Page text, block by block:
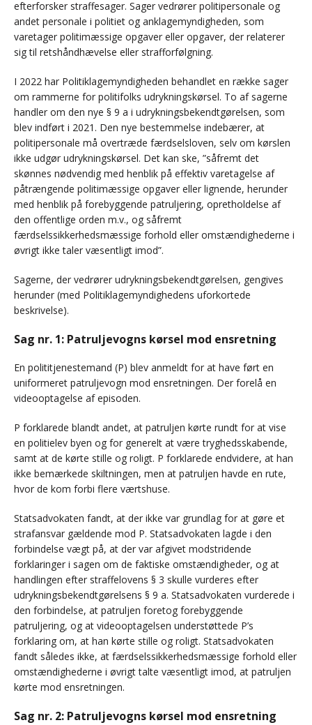
efterforsker straffesager. Sager vedrører politipersonale og
andet personale i politiet og anklagemyndigheden, som
varetager politimæssige opgaver eller opgaver, der relaterer
sig til retshåndhævelse eller strafforfølgning.
I 2022 har Politiklagemyndigheden behandlet en række sager
om rammerne for politifolks udrykningskørsel. To af sagerne
handler om den nye § 9 a i udrykningsbekendtgørelsen, som
blev indført i 2021. Den nye bestemmelse indebærer, at
politipersonale må overtræde færdselsloven, selv om kørslen
ikke udgør udrykningskørsel. Det kan ske, ”såfremt det
skønnes nødvendig med henblik på effektiv varetagelse af
påtrængende politimæssige opgaver eller lignende, herunder
med henblik på forebyggende patruljering, opretholdelse af
den offentlige orden m.v., og såfremt
færdselssikkerhedsmæssige forhold eller omstændighederne i
øvrigt ikke taler væsentligt imod”.
Sagerne, der vedrører udrykningsbekendtgørelsen, gengives
herunder (med Politiklagemyndighedens uforkortede
beskrivelse).
Sag nr. 1: Patruljevogns kørsel mod ensretning
En polititjenestemand (P) blev anmeldt for at have ført en
uniformeret patruljevogn mod ensretningen. Der forelå en
videooptagelse af episoden.
P forklarede blandt andet, at patruljen kørte rundt for at vise
en politielev byen og for generelt at være tryghedsskabende,
samt at de kørte stille og roligt. P forklarede endvidere, at han
ikke bemærkede skiltningen, men at patruljen havde en rute,
hvor de kom forbi flere værtshuse.
Statsadvokaten fandt, at der ikke var grundlag for at gøre et
strafansvar gældende mod P. Statsadvokaten lagde i den
forbindelse vægt på, at der var afgivet modstridende
forklaringer i sagen om de faktiske omstændigheder, og at
handlingen efter straffelovens § 3 skulle vurderes efter
udrykningsbekendtgørelsens § 9 a. Statsadvokaten vurderede i
den forbindelse, at patruljen foretog forebyggende
patruljering, og at videooptagelsen understøttede P’s
forklaring om, at han kørte stille og roligt. Statsadvokaten
fandt således ikke, at færdselssikkerhedsmæssige forhold eller
omstændighederne i øvrigt talte væsentligt imod, at patruljen
kørte mod ensretningen.
Sag nr. 2: Patruljevogns kørsel mod ensretning